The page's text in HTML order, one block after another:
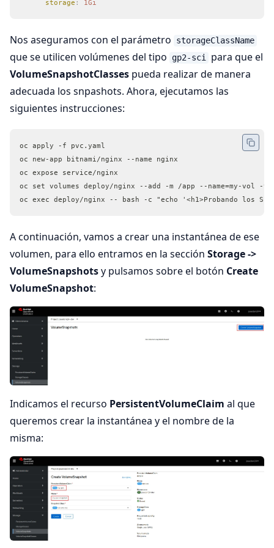
      storage
: 1Gi
Nos aseguramos con el parámetro storageClassName
que se utilicen volúmenes del tipo gp2-sci
para que el
VolumeSnapshotClasses pueda realizar de manera
adecuada los snpashots. Ahora, ejecutamos las
siguientes instrucciones:
oc apply -f pvc.yaml
oc new-app bitnami/nginx --name nginx
oc expose service/nginx
oc set volumes deploy/nginx --add -m /app --name=my-vol -t
oc exec deploy/nginx -- bash -c "echo '<h1>Probando los
A continuación, vamos a crear una instantánea de ese
volumen, para ello entramos en la sección Storage ->
VolumeSnapshotsy pulsamos sobre el botón Create
VolumeSnapshot:
Indicamos el recurso PersistentVolumeClaim al que
queremos crear la instantánea y el nombre de la
misma: